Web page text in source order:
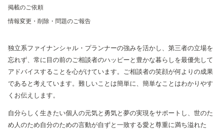
掲載のご依頼
情報変更・削除・問題のご報告
独立系ファイナンシャル・プランナーの強みを活かし、第三者の立場を
忘れず、常に目の前のご相談者のハッピーと豊かな暮らしを最優先して
アドバイスすることを心がけています。ご相談者の笑顔が何よりの成果
であると考えています。難しいことは簡単に、簡単なことはわかりやす
くお伝えします。
自分らしく生きたい個人の元気と勇気と夢の実現をサポートし、世のた
め人のため自分のための言動が自ずと一致する愛と尊重に満ち溢れた